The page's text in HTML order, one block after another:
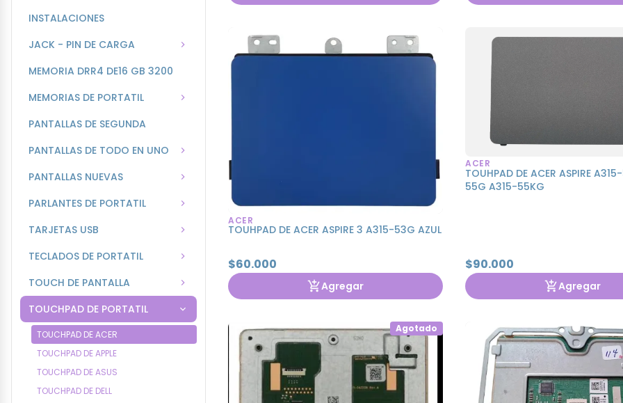
INSTALACIONES
JACK - PIN DE CARGA
MEMORIA DRR4 DE16 GB 3200
MEMORIAS DE PORTATIL
PANTALLAS DE SEGUNDA
PANTALLAS DE TODO EN UNO
PANTALLAS NUEVAS
PARLANTES DE PORTATIL
TARJETAS USB
TECLADOS DE PORTATIL
TOUCH DE PANTALLA
TOUCHPAD DE PORTATIL
TOUCHPAD DE ACER
TOUCHPAD DE APPLE
TOUCHPAD DE ASUS
TOUCHPAD DE DELL
ACER
TOUHPAD DE ACER ASPIRE 3 A315-53G AZUL
$60.000
Agregar
ACER
TOUHPAD DE ACER ASPIRE
55G A315-55KG
$90.000
Agregar
Agotado